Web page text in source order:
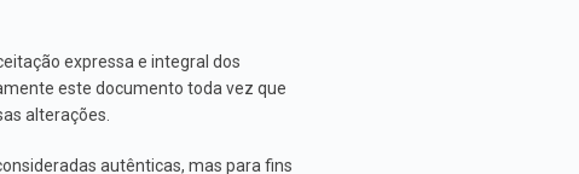
expressa e integral dos
este documento toda vez que
alterações.
autênticas, mas para fins